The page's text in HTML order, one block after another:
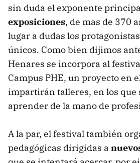
sin duda el exponente
exposiciones, de mas de 370
lugar a dudas los
únicos. Como bien dijimos
Henares se incorpora al
Campus PHE, un proyecto en
impartirán talleres, en los que
aprender de la mano de
A la par, el festival también
pedagógicas dirigidas a